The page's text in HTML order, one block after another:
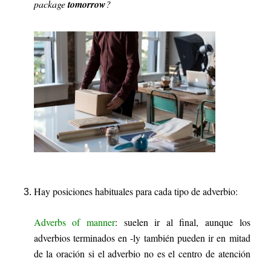
packagetomorrow?
Hay posiciones habituales para cada tipo de adverbio:
Adverbs of manner: suelen ir al final, aunque los
adverbios terminados en -ly también pueden ir en mitad
de la oración si el adverbio no es el centro de atención